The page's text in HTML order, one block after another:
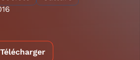
Télécharger